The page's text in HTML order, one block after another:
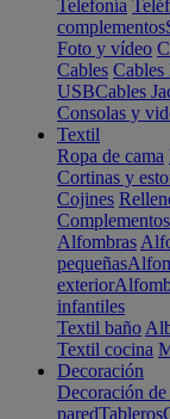
Telefonía
complementos
Foto y vídeo
Cables
USBCables
Consolas y
Textil
Ropa de cama
Cortinas y
Cojines
Alfombras
pequeñas
exterior
infantiles
Textil baño
Textil cocina
Decoración
Decoración de
paredTableros